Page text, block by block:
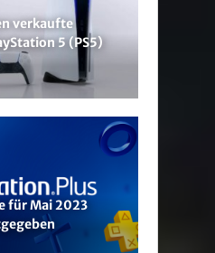
verkaufte
5 (PS5)
für Mai 2023